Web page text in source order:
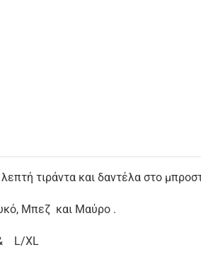
τιράντα και δαντέλα στο
Μπεζ και Mαύρο .
L/XL